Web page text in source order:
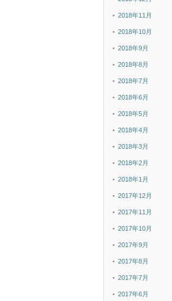
2018年11月
2018年10月
2018年9月
2018年8月
2018年7月
2018年6月
2018年5月
2018年4月
2018年3月
2018年2月
2018年1月
2017年12月
2017年11月
2017年10月
2017年9月
2017年8月
2017年7月
2017年6月